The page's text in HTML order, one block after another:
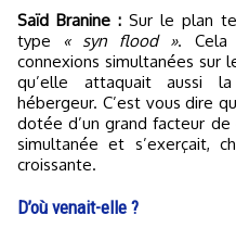
Saïd Branine : Sur le plan
type « syn flood ». Cela
connexions simultanées sur
qu’elle attaquait aussi
hébergeur. C’est vous dire
dotée d’un grand facteur
simultanée et s’exerçait,
croissante.
D’où venait-elle ?